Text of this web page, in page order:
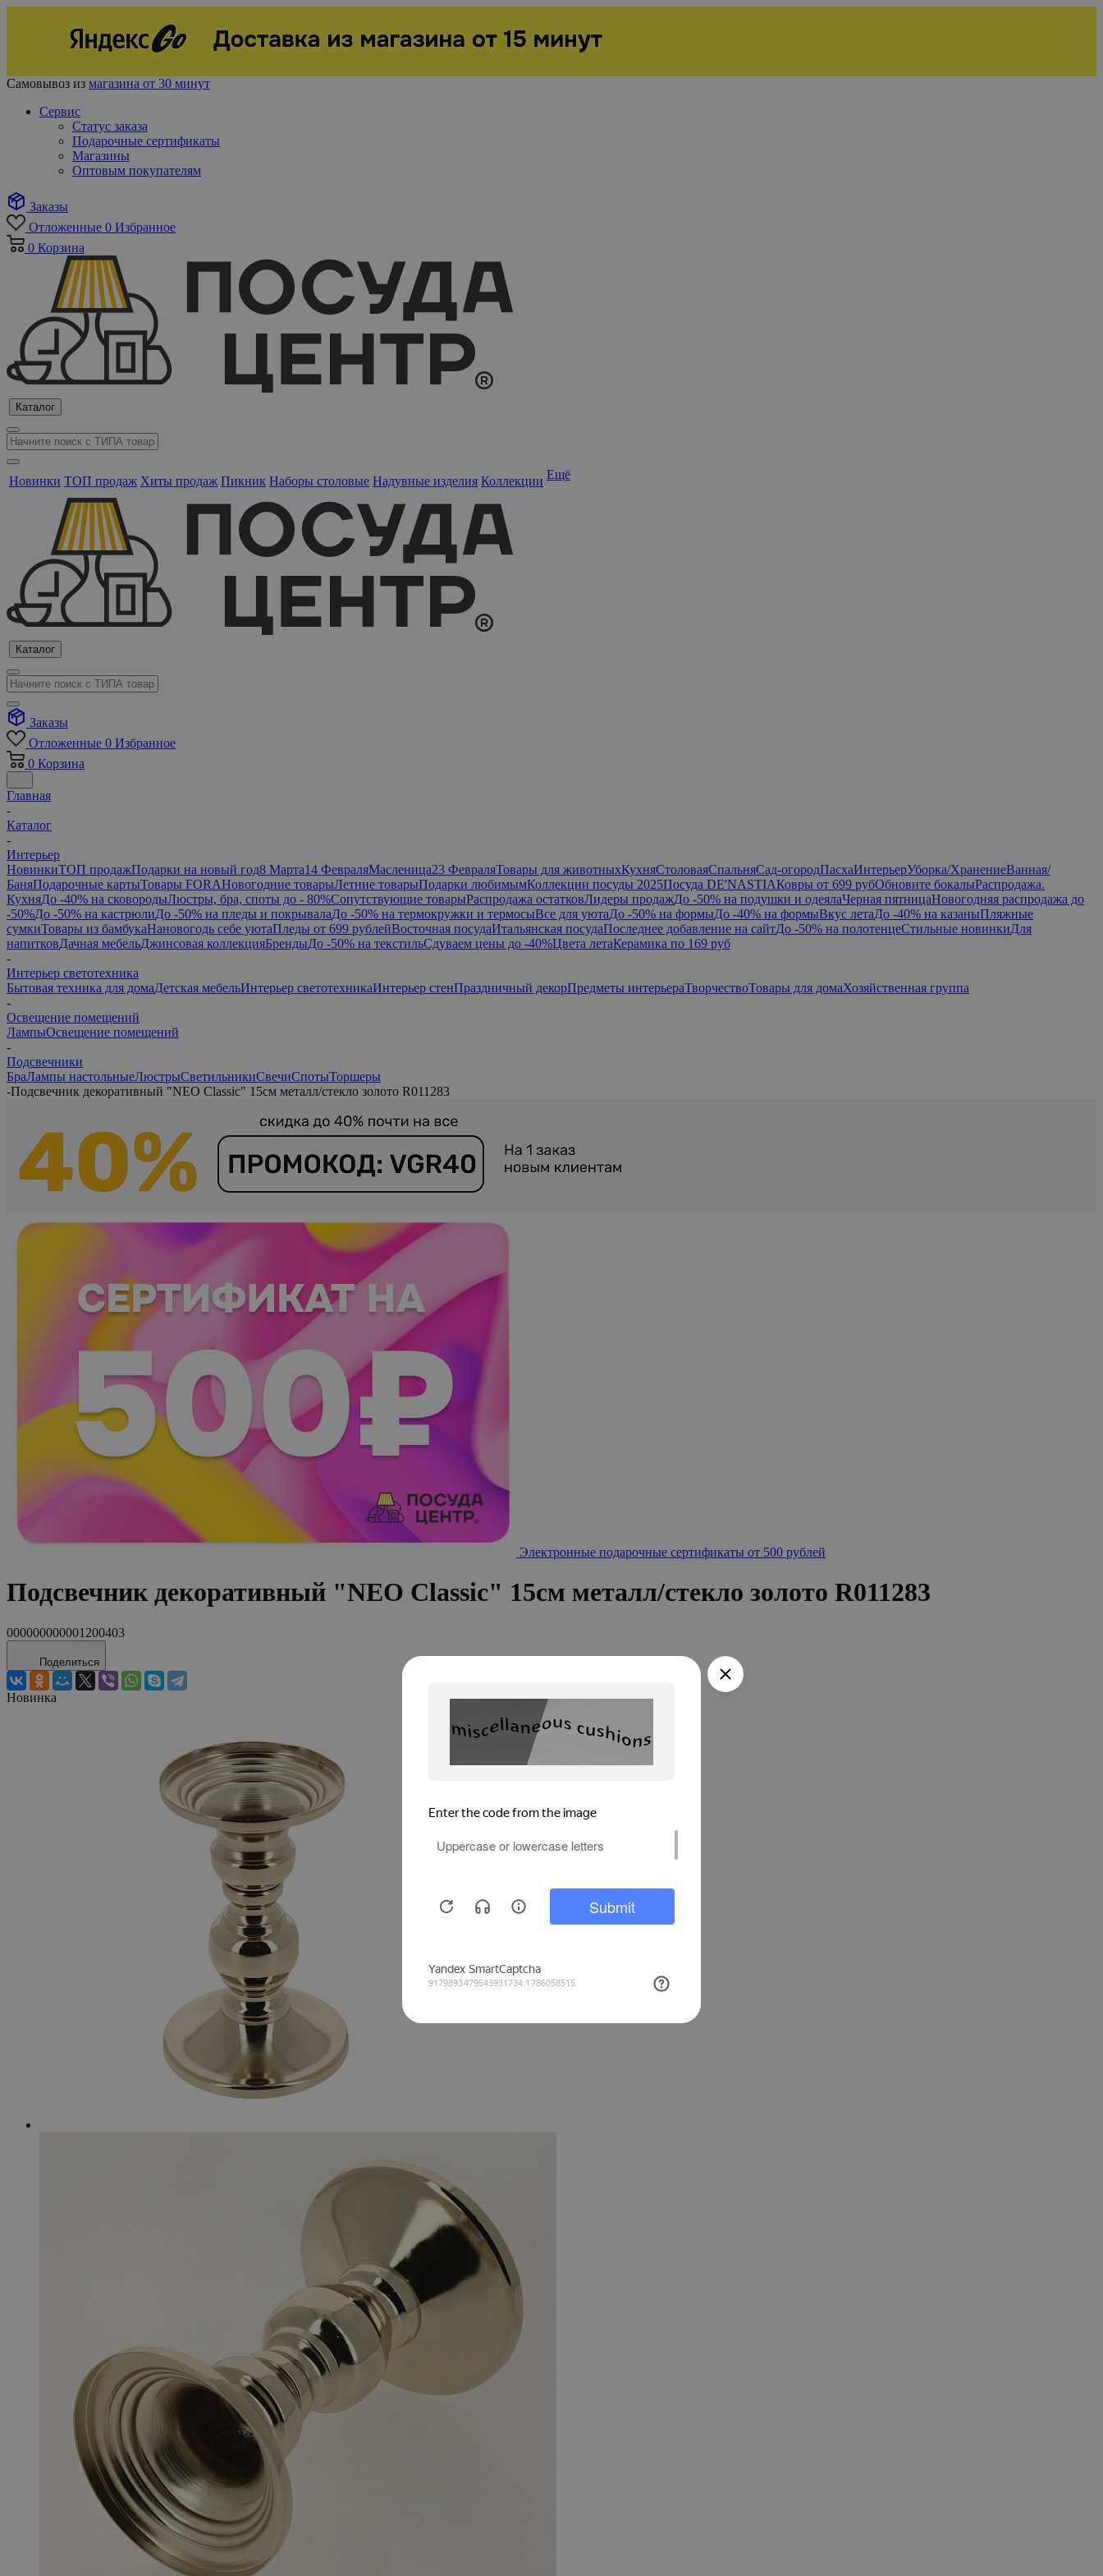
Самовывоз из магазина от 30 минут
Сервис
Статус заказа
Подарочные сертификаты
Магазины
Оптовым покупателям
Заказы
Отложенные 0 Избранное
0 Корзина
Каталог
Новинки ТОП продаж Хиты продаж Пикник Наборы столовые Надувные изделия Коллекции Ещё
Каталог
Заказы
Отложенные 0 Избранное
0 Корзина
Главная
-
Каталог
-
Интерьер
НовинкиТОП продажПодарки на новый год8 Марта14 ФевраляМасленица23 ФевраляТовары для животныхКухняСтоловаяСпальняСад-огородПасхаИнтерьерУборка/ХранениеВанная/
БаняПодарочные картыТовары FORAНовогодние товарыЛетние товарыПодарки любимымКоллекции посуды 2025Посуда DE'NASTIAКовры от 699 рубОбновите бокалыРаспродажа.
КухняДо -40% на сковородыЛюстры, бра, споты до - 80%Сопутствующие товарыРаспродажа остатковЛидеры продажДо -50% на подушки и одеялаЧерная пятницаНовогодняя распродажа до
-50%До -50% на кастрюлиДо -50% на пледы и покрывалаДо -50% на термокружки и термосыВсе для уютаДо -50% на формыДо -40% на формыВкус летаДо -40% на казаныПляжные
сумкиТовары из бамбукаНановогодь себе уютаПледы от 699 рублейВосточная посудаИтальянская посудаПоследнее добавление на сайтДо -50% на полотенцеСтильные новинкиДля
напитковДачная мебельДжинсовая коллекцияБрендыДо -50% на текстильСдуваем цены до -40%Цвета летаКерамика по 169 руб
-
Интерьер светотехника
Бытовая техника для домаДетская мебельИнтерьер светотехникаИнтерьер стенПраздничный декорПредметы интерьераТворчествоТовары для домаХозяйственная группа
-
Освещение помещений
ЛампыОсвещение помещений
-
Подсвечники
БраЛампы настольныеЛюстрыСветильникиСвечиСпотыТоршеры
-Подсвечник декоративный "NEO Classic" 15см металл/стекло золото R011283
Электронные подарочные сертификаты от 500 рублей
Подсвечник декоративный "NEO Classic" 15см металл/стекло золото R011283
000000000001200403
Поделиться
Новинка